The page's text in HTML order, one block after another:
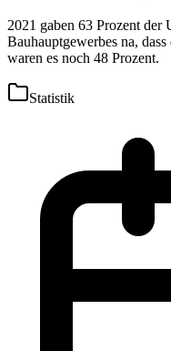
2021 gaben 63 Prozent der
Bauhauptgewerbes na,
waren es noch 48 Prozent.
Statistik